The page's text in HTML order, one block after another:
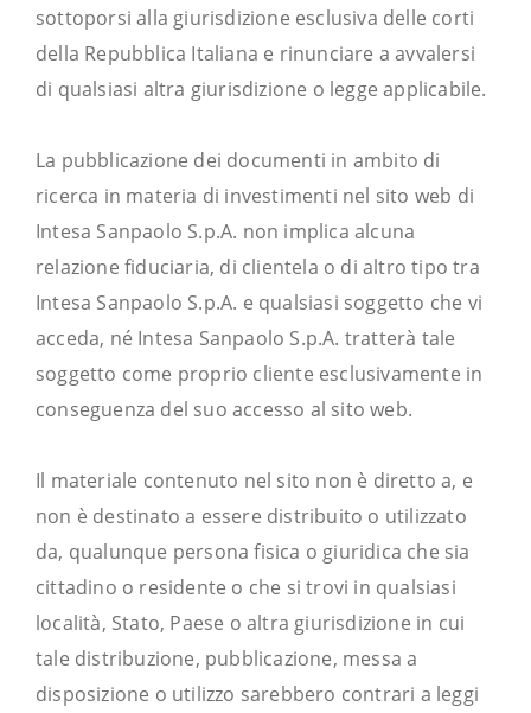
sottoporsi alla giurisdizione esclusiva delle corti
della Repubblica Italiana e rinunciare a avvalersi
di qualsiasi altra giurisdizione o legge applicabile.
La pubblicazione dei documenti in ambito di
ricerca in materia di investimenti nel sito web di
Intesa Sanpaolo S.p.A. non implica alcuna
relazione fiduciaria, di clientela o di altro tipo tra
Intesa Sanpaolo S.p.A. e qualsiasi soggetto che vi
acceda, né Intesa Sanpaolo S.p.A. tratterà tale
soggetto come proprio cliente esclusivamente in
conseguenza del suo accesso al sito web.
Il materiale contenuto nel sito non è diretto a, e
non è destinato a essere distribuito o utilizzato
da, qualunque persona fisica o giuridica che sia
cittadino o residente o che si trovi in qualsiasi
località, Stato, Paese o altra giurisdizione in cui
tale distribuzione, pubblicazione, messa a
disposizione o utilizzo sarebbero contrari a leggi